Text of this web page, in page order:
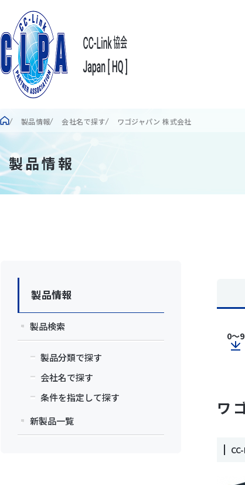
製品情報 会社名で探す ワゴジャパン 株式会社
製品情報
製品情報
製品検索
製品分類で探す
会社名で探す
条件を指定して探す
新製品一覧
0～9
ワ